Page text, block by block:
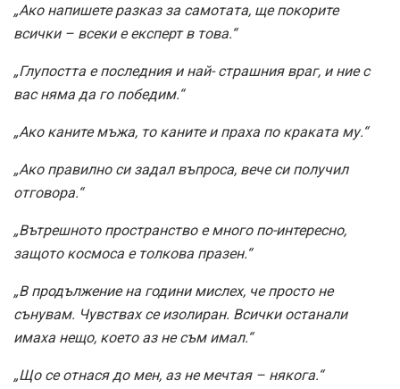
„Ако напишете разказ за самотата, ще покорите
всички – всеки е експерт в това.“
„Глупостта е последния и най- страшния враг, и ние с
вас няма да го победим.“
„Ако каните мъжа, то каните и праха по краката му.“
„Ако правилно си задал въпроса, вече си получил
отговора.“
„Вътрешното пространство е много по-интересно,
защото космоса е толкова празен.“
„В продължение на години мислех, че просто не
сънувам. Чувствах се изолиран. Всички останали
имаха нещо, което аз не съм имал.“
„Що се отнася до мен, аз не мечтая – някога.“